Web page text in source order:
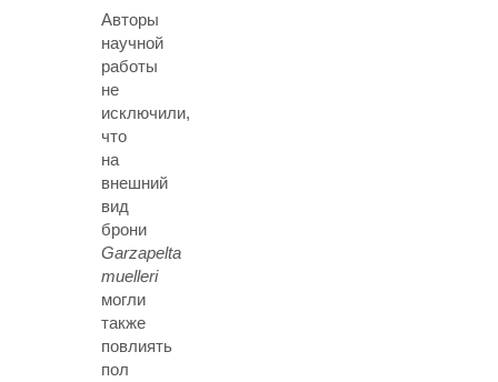
Авторы
научной
работы
не
исключили,
что
на
внешний
вид
брони
Garzapelta
muelleri
могли
также
повлиять
пол